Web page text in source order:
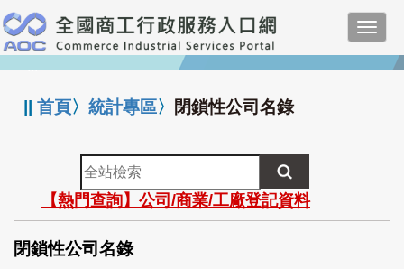
跳
到
主
要
:::
||首頁〉統計專區〉 閉鎖性公司名錄
全
站
檢
索
【熱門查詢】公司/商業/工廠登記資料
閉鎖性公司名錄